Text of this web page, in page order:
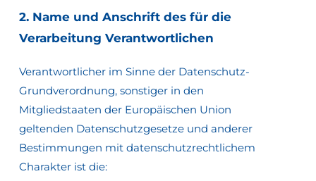
2. Name und Anschrift des für die
Verarbeitung Verantwortlichen
Verantwortlicher im Sinne der Datenschutz-
Grundverordnung, sonstiger in den
Mitgliedstaaten der Europäischen Union
geltenden Datenschutzgesetze und anderer
Bestimmungen mit datenschutzrechtlichem
Charakter ist die: